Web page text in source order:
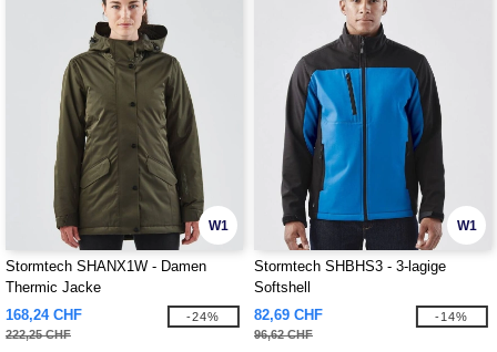
W1
Stormtech SHANX1W - Damen
Thermic Jacke
168,24 CHF
222,25 CHF
-24%
W1
Stormtech SHBHS3 - 3-lagige
Softshell
82,69 CHF
96,62 CHF
-14%